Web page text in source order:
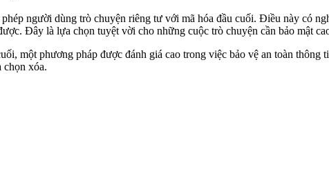
người dùng trò chuyện riêng tư với mã hóa đầu cuối. Điều này có
Đây là lựa chọn tuyệt vời cho những cuộc trò chuyện cần bảo mật
một phương pháp được đánh giá cao trong việc bảo vệ an toàn
chọn xóa.